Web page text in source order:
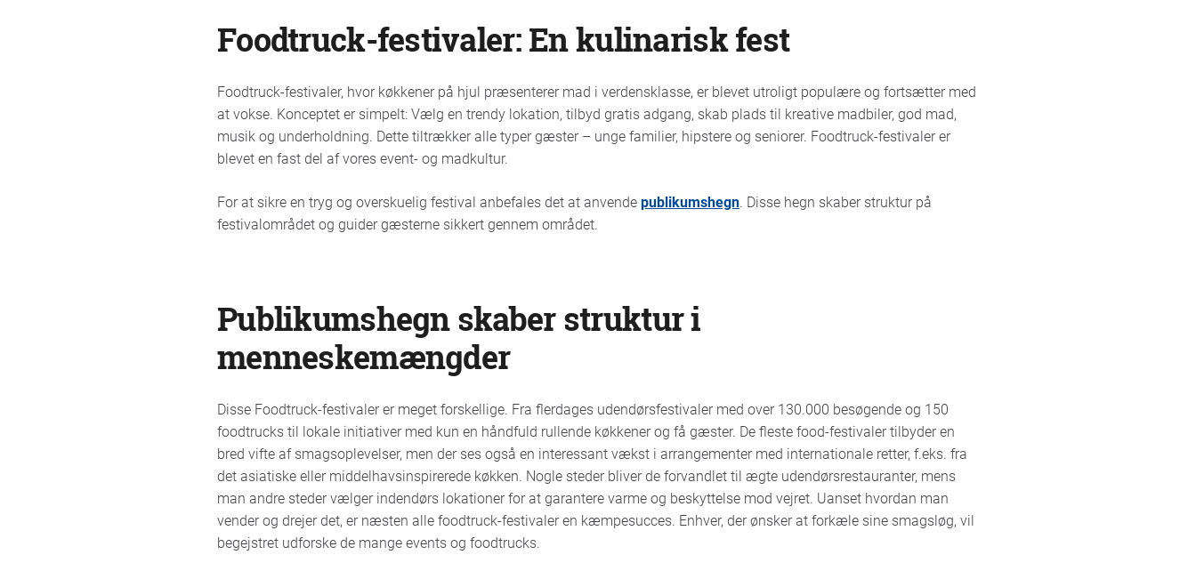
Foodtruck-festivaler: En kulinarisk fest
Foodtruck-festivaler, hvor køkkener på hjul præsenterer mad i verdensklasse, er blevet utroligt populære og fortsætter med
at vokse. Konceptet er simpelt: Vælg en trendy lokation, tilbyd gratis adgang, skab plads til kreative madbiler, god mad,
musik og underholdning. Dette tiltrækker alle typer gæster – unge familier, hipstere og seniorer. Foodtruck-festivaler er
blevet en fast del af vores event- og madkultur.
For at sikre en tryg og overskuelig festival anbefales det at anvendepublikumshegn. Disse hegn skaber struktur på
festivalområdet og guider gæsterne sikkert gennem området.
Publikumshegn skaber struktur i
menneskemængder
Disse Foodtruck-festivaler er meget forskellige. Fra flerdages udendørsfestivaler med over 130.000 besøgende og 150
foodtrucks til lokale initiativer med kun en håndfuld rullende køkkener og få gæster. De fleste food-festivaler tilbyder en
bred vifte af smagsoplevelser, men der ses også en interessant vækst i arrangementer med internationale retter, f.eks. fra
det asiatiske eller middelhavsinspirerede køkken. Nogle steder bliver de forvandlet til ægte udendørsrestauranter, mens
man andre steder vælger indendørs lokationer for at garantere varme og beskyttelse mod vejret. Uanset hvordan man
vender og drejer det, er næsten alle foodtruck-festivaler en kæmpesucces. Enhver, der ønsker at forkæle sine smagsløg, vil
begejstret udforske de mange events og foodtrucks.